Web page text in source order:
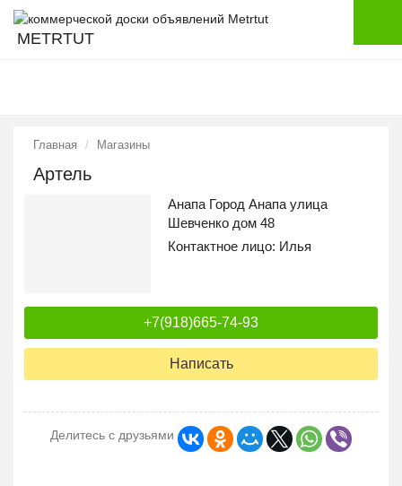
METRTUT
Главная Магазины
Артель
Анапа Город Анапа улица
Шевченко дом 48
Контактное лицо: Илья
+7(918)665-74-93
Написать
Делитесь с друзьями